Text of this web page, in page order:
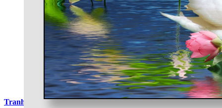
Tranh Cá Chép Hoa Sen Phòng Ngủ G3